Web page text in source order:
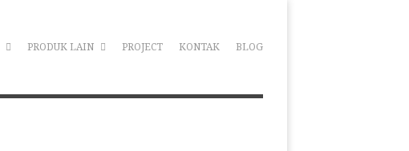
PRODUK LAIN PROJECT KONTAK BLOG